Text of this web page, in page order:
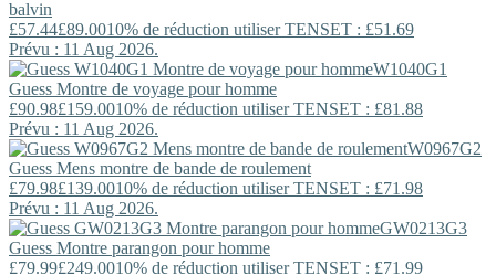
balvin
£57.44£89.0010% de réduction utiliser TENSET : £51.69
Prévu : 11 Aug 2026.
W1040G1
Guess Montre de voyage pour homme
£90.98£159.0010% de réduction utiliser TENSET : £81.88
Prévu : 11 Aug 2026.
W0967G2
Guess Mens montre de bande de roulement
£79.98£139.0010% de réduction utiliser TENSET : £71.98
Prévu : 11 Aug 2026.
GW0213G3
Guess Montre parangon pour homme
£79.99£249.0010% de réduction utiliser TENSET : £71.99